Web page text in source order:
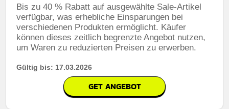
Bis zu 40 % Rabatt auf ausgewählte Sale-Artikel
verfügbar, was erhebliche Einsparungen bei
verschiedenen Produkten ermöglicht. Käufer
können dieses zeitlich begrenzte Angebot nutzen,
um Waren zu reduzierten Preisen zu erwerben.
Gültig bis: 17.03.2026
GET ANGEBOT